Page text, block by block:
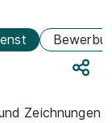
Zeichnungen